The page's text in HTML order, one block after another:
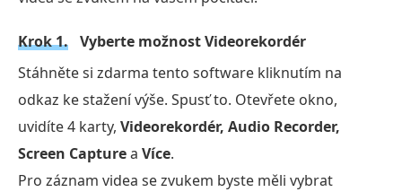
Krok 1. Vyberte možnost Videorekordér
Stáhněte si zdarma tento software kliknutím na
odkaz ke stažení výše. Spusť to. Otevřete okno,
uvidíte 4 karty, Videorekordér, Audio Recorder,
Screen Capturea Více.
Pro záznam videa se zvukem byste měli vybrat